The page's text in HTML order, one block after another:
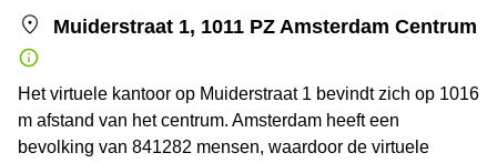
Muiderstraat 1, 1011 PZ Amsterdam Centrum
Het virtuele kantoor op Muiderstraat 1 bevindt zich op 1016
m afstand van het centrum. Amsterdam heeft een
bevolking van 841282 mensen, waardoor de virtuele